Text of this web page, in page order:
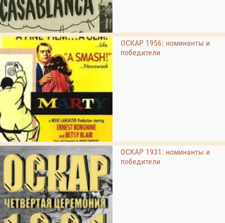
ОСКАР 1956: номинанты и
победители
ОСКАР 1931: номинанты и
победители